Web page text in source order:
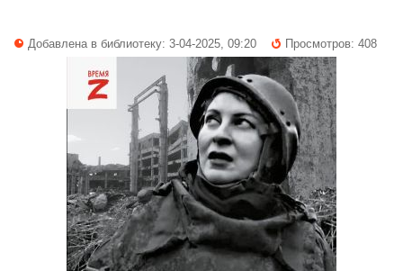
Добавлена в библиотеку: 3-04-2025, 09:20 Просмотров: 408